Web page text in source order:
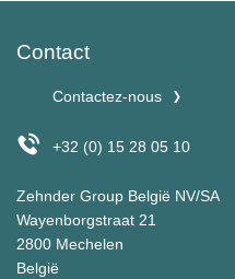
Contact
Contactez-nous
+32 (0) 15 28 05 10
Zehnder Group België NV/SA
Wayenborgstraat 21
2800 Mechelen
België